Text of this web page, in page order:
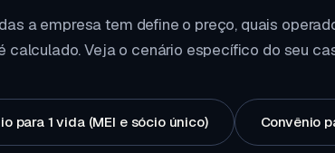
a empresa tem define o preço, quais
calculado. Veja o cenário específico do seu
para 1 vida (MEI e sócio único) Convênio